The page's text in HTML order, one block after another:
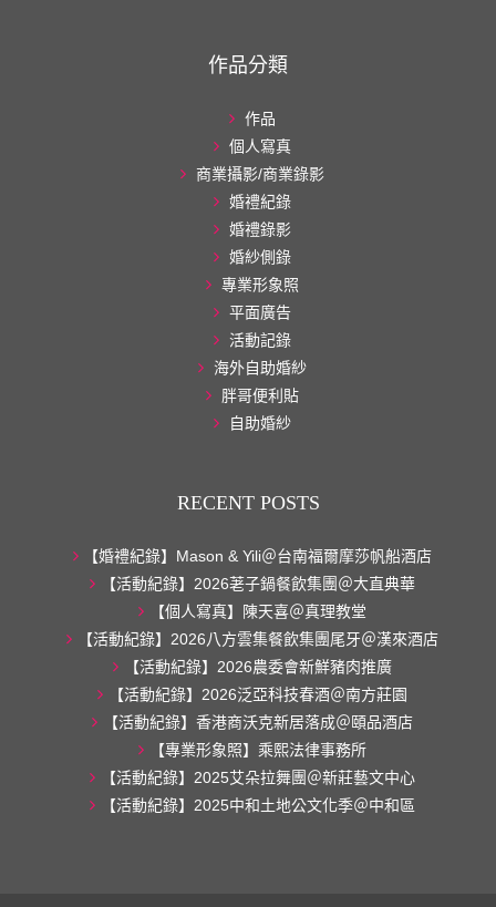
作品分類
作品
個人寫真
商業攝影/商業錄影
婚禮紀錄
婚禮錄影
婚紗側錄
專業形象照
平面廣告
活動記錄
海外自助婚紗
胖哥便利貼
自助婚紗
RECENT POSTS
【婚禮紀錄】Mason & Yili＠台南福爾摩莎帆船酒店
【活動紀錄】2026荖子鍋餐飲集團＠大直典華
【個人寫真】陳天喜＠真理教堂
【活動紀錄】2026八方雲集餐飲集團尾牙＠漢來酒店
【活動紀錄】2026農委會新鮮豬肉推廣
【活動紀錄】2026泛亞科技春酒＠南方莊園
【活動紀錄】香港商沃克新居落成＠頤品酒店
【專業形象照】乘熙法律事務所
【活動紀錄】2025艾朵拉舞團＠新莊藝文中心
【活動紀錄】2025中和土地公文化季＠中和區